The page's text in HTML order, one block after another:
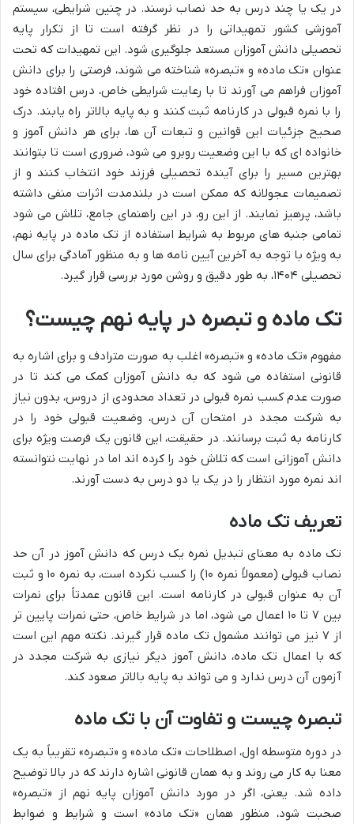
در یک یا چند درس به حد نصاب نرسند. در چنین شرایطی، سیستم
آموزشی کشور تمهیداتی را در نظر گرفته است تا از تکرار پایه
تحصیلی دانش آموزان مستعد جلوگیری شود. این تمهیدات که تحت
عنوان «تک ماده» و «تبصره» شناخته می شوند، فرصتی را برای دانش
آموزان فراهم می آورند تا با رعایت شرایطی خاص، درس افتاده خود
را با نمره قبولی در کارنامه ثبت کنند و به پایه بالاتر راه یابند. درک
صحیح جزئیات این قوانین و تبعات آن ها، برای هر دانش آموز و
خانواده ای که با این وضعیت روبرو می شود، ضروری است تا بتوانند
بهترین مسیر را برای آینده تحصیلی فرزند خود انتخاب کنند و از
تصمیمات عجولانه که ممکن است در بلندمدت اثرات منفی داشته
باشد، پرهیز نمایند. از این رو، در این راهنمای جامع، تلاش می شود
تمامی جنبه های مربوط به شرایط استفاده از تک ماده در پایه نهم،
به ویژه با توجه به آخرین آیین نامه ها و به منظور آمادگی برای سال
تحصیلی ۱۴۰۴، به طور دقیق و روشن مورد بررسی قرار گیرد.
تک ماده و تبصره در پایه نهم چیست؟
مفهوم «تک ماده» و «تبصره» اغلب به صورت مترادف و برای اشاره به
قانونی استفاده می شود که به دانش آموزان کمک می کند تا در
صورت عدم کسب نمره قبولی در تعداد محدودی از دروس، بدون نیاز
به شرکت مجدد در امتحان آن درس، وضعیت قبولی خود را در
کارنامه به ثبت برسانند. در حقیقت، این قانون یک فرصت ویژه برای
دانش آموزانی است که تلاش خود را کرده اند اما در نهایت نتوانسته
اند نمره مورد انتظار را در یک یا دو درس به دست آورند.
تعریف تک ماده
تک ماده به معنای تبدیل نمره یک درس که دانش آموز در آن حد
نصاب قبولی (معمولاً نمره ۱۰) را کسب نکرده است، به نمره ۱۰ و ثبت
آن به عنوان قبولی در کارنامه است. این قانون عمدتاً برای نمرات
بین ۷ تا ۱۰ اعمال می شود، اما در شرایط خاص، حتی نمرات پایین تر
از ۷ نیز می توانند مشمول تک ماده قرار گیرند. نکته مهم این است
که با اعمال تک ماده، دانش آموز دیگر نیازی به شرکت مجدد در
آزمون آن درس ندارد و می تواند به پایه بالاتر صعود کند.
تبصره چیست و تفاوت آن با تک ماده
در دوره متوسطه اول، اصطلاحات «تک ماده» و «تبصره» تقریباً به یک
معنا به کار می روند و به همان قانونی اشاره دارند که در بالا توضیح
داده شد. یعنی، اگر در مورد دانش آموزان پایه نهم از «تبصره»
صحبت شود، منظور همان «تک ماده» است و شرایط و ضوابط